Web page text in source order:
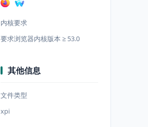
内核要求
要求浏览器内核版本 ≥ 53.0
其他信息
文件类型
xpi